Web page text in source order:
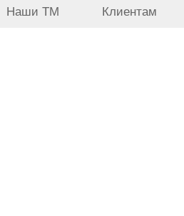
Наши ТМ Клиентам